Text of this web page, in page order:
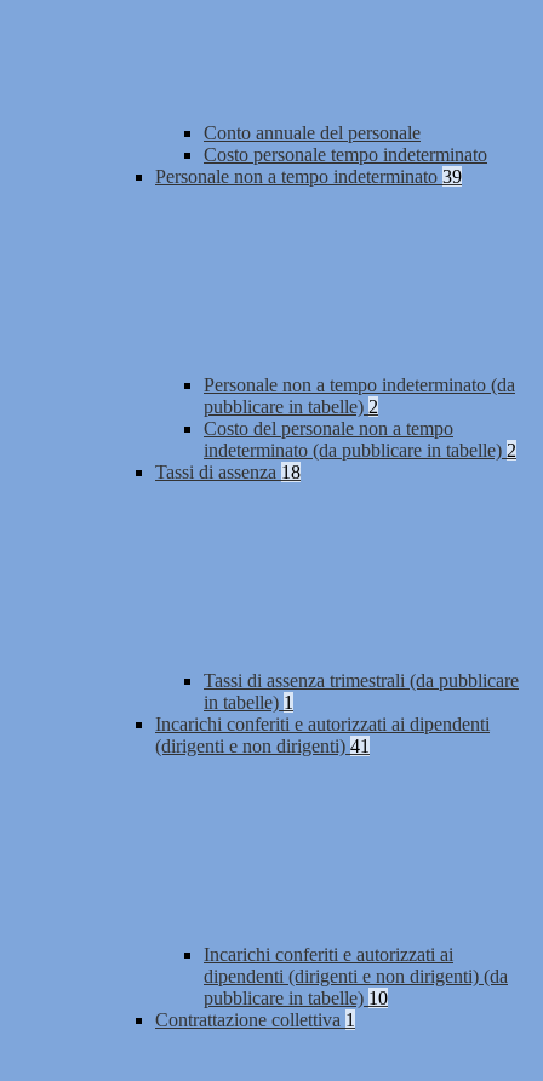
Conto annuale del personale
Costo personale tempo indeterminato
Personale non a tempo indeterminato 39
Personale non a tempo indeterminato (da
pubblicare in tabelle) 2
Costo del personale non a tempo
indeterminato (da pubblicare in tabelle) 2
Tassi di assenza 18
Tassi di assenza trimestrali (da pubblicare
in tabelle) 1
Incarichi conferiti e autorizzati ai dipendenti
(dirigenti e non dirigenti) 41
Incarichi conferiti e autorizzati ai
dipendenti (dirigenti e non dirigenti) (da
pubblicare in tabelle) 10
Contrattazione collettiva 1